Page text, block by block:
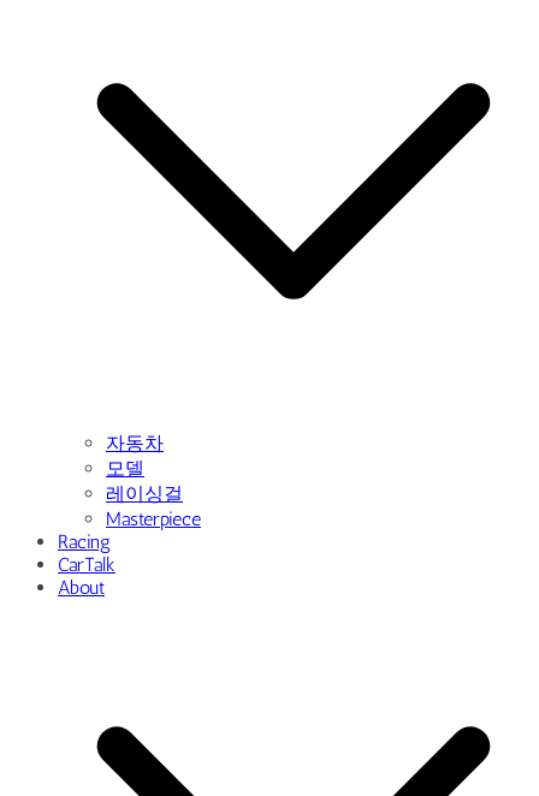
자동차
모델
레이싱걸
Masterpiece
Racing
CarTalk
About